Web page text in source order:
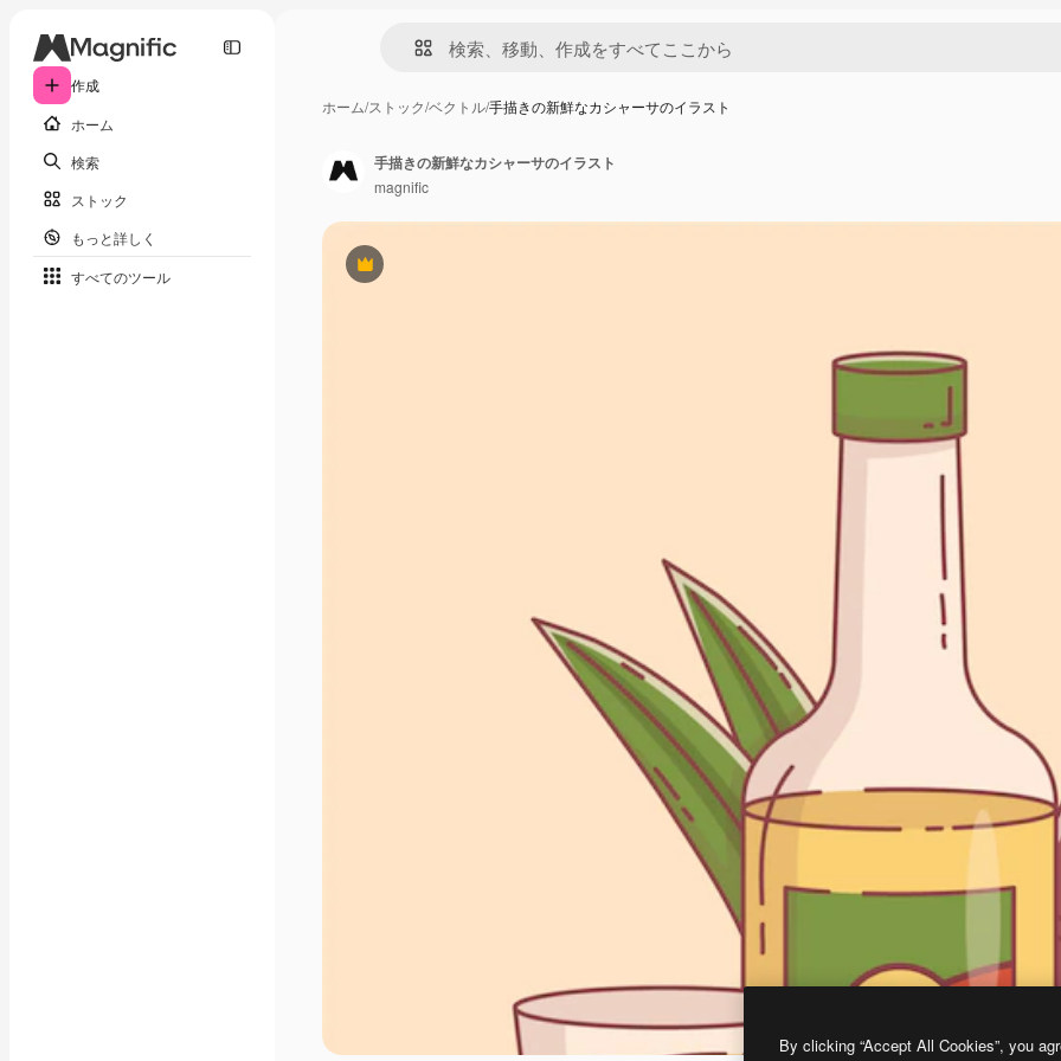
作成
ホーム
検索
ストック
もっと詳しく
すべてのツール
ホーム/ストック/ベクトル/手描きの新鮮なカシャーサのイラスト
Premium
手描きの新鮮なカシャーサのイラスト
magnific
By clicking “Accept All Cookies”, you